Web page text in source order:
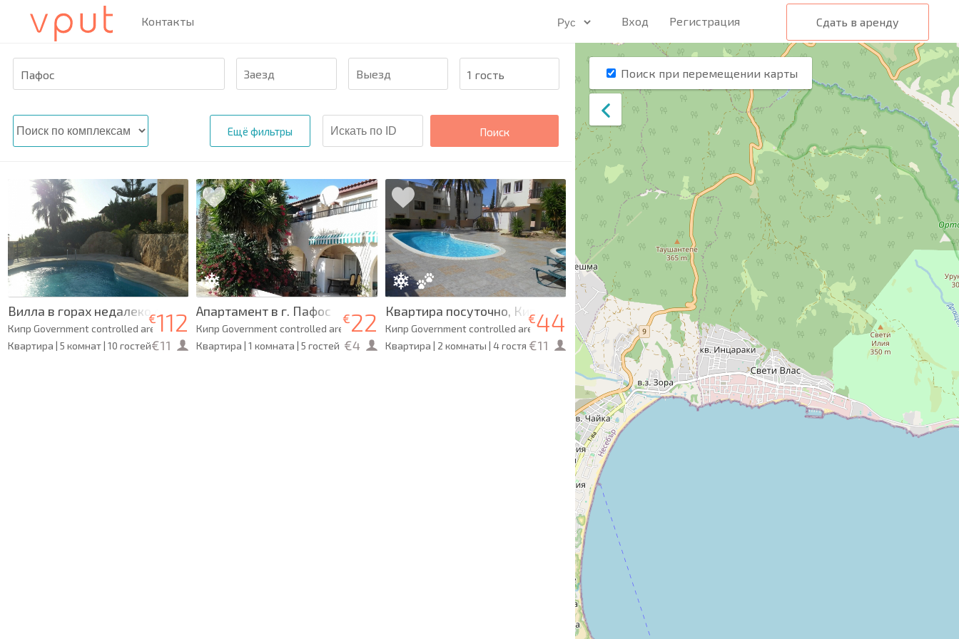
Сдать в аренду
Вход Регистрация
Контакты
Пафос
Ещё фильтры Поиск
Вилла в горах недалеко от монастыря
Кипр Government controlled area Пафос
Квартира | 5 комнат | 10 гостей
€112
€11
Апартамент в г. Пафос
Кипр Government controlled area Пафос
Квартира | 1 комната | 5 гостей
€22
€4
Квартира посуточно, Кипр, Пафос
Кипр Government controlled area Пафос
Квартира | 2 комнаты | 4 гостя
€44
€11
Поиск при перемещении карты